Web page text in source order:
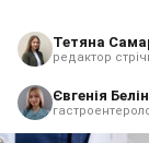
Тетяна
редактор
Євгенія